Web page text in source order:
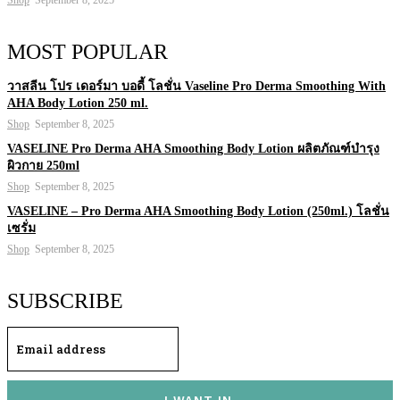
MOST POPULAR
วาสลีน โปร เดอร์มา บอดี้ โลชั่น Vaseline Pro Derma Smoothing With
AHA Body Lotion 250 ml.
Shop September 8, 2025
VASELINE Pro Derma AHA Smoothing Body Lotion ผลิตภัณฑ์บำรุง
ผิวกาย 250ml
Shop September 8, 2025
VASELINE – Pro Derma AHA Smoothing Body Lotion (250ml.) โลชั่น
เซรั่ม
Shop September 8, 2025
SUBSCRIBE